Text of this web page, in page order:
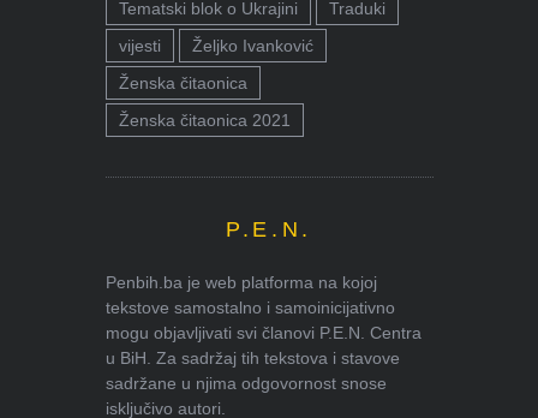
Tematski blok o Ukrajini
Traduki
vijesti
Željko Ivanković
Ženska čitaonica
Ženska čitaonica 2021
P.E.N.
Penbih.ba je web platforma na kojoj
tekstove samostalno i samoinicijativno
mogu objavljivati svi članovi P.E.N. Centra
u BiH. Za sadržaj tih tekstova i stavove
sadržane u njima odgovornost snose
isključivo autori.